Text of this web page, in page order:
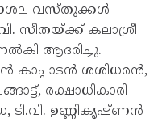
വസ്തുക്കൾ
സീതയ്ക്ക് കലാശ്രീ
ആദരിച്ചു.
കാപ്പാടൻ ശശിധരൻ,
രക്ഷാധികാരി
ടി.വി. ഉണ്ണികൃഷ്ണൻ